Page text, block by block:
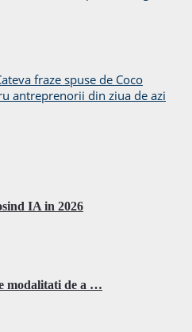
fraze spuse de Coco
antreprenorii din ziua de azi
IA in 2026
modalitati de a …